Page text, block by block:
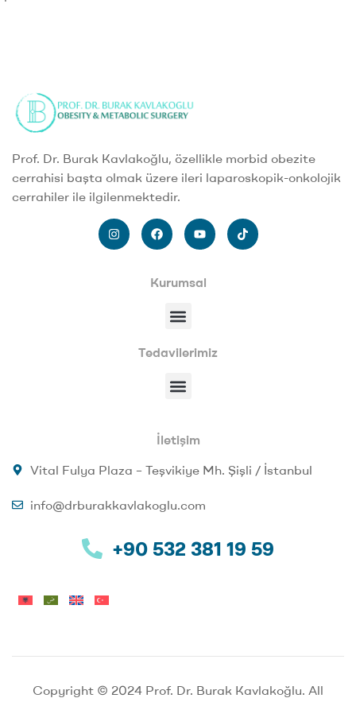
Prof. Dr. Burak Kavlakoğlu, özellikle morbid obezite
cerrahisi başta olmak üzere ileri laparoskopik-onkolojik
cerrahiler ile ilgilenmektedir.
Kurumsal
Tedavilerimiz
İletişim
Vital Fulya Plaza – Teşvikiye Mh. Şişli / İstanbul
info@drburakkavlakoglu.com
+90 532 381 19 59
Copyright © 2024 Prof. Dr. Burak Kavlakoğlu. All